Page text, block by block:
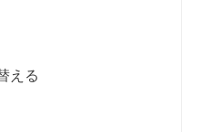
える